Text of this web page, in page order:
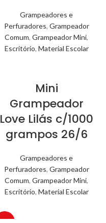
Grampeadores e
Perfuradores, Grampeador
Comum, Grampeador Mini,
Escritório, Material Escolar
Mini
Grampeador
Love Lilás c/1000
grampos 26/6
Grampeadores e
Perfuradores, Grampeador
Comum, Grampeador Mini,
Escritório, Material Escolar